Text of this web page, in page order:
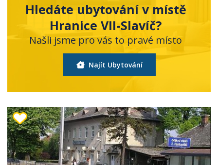
Hledáte ubytování v místě
Hranice VII-Slavíč?
Našli jsme pro vás to pravé místo
Najít Ubytování